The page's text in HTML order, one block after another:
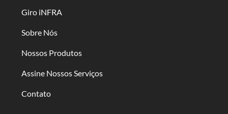
Giro iNFRA
Sobre Nós
Nossos Produtos
Assine Nossos Serviços
Contato